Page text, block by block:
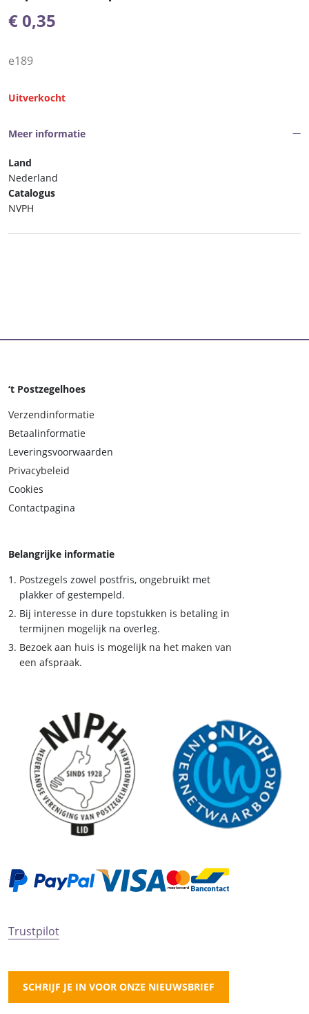
€ 0,35
e189
Uitverkocht
Meer informatie
Land
Nederland
Catalogus
NVPH
‘t Postzegelhoes
Verzendinformatie
Betaalinformatie
Leveringsvoorwaarden
Privacybeleid
Cookies
Contactpagina
Belangrijke informatie
Postzegels zowel postfris, ongebruikt met
plakker of gestempeld.
Bij interesse in dure topstukken is betaling in
termijnen mogelijk na overleg.
Bezoek aan huis is mogelijk na het maken van
een afspraak.
Trustpilot
SCHRIJF JE IN VOOR ONZE NIEUWSBRIEF